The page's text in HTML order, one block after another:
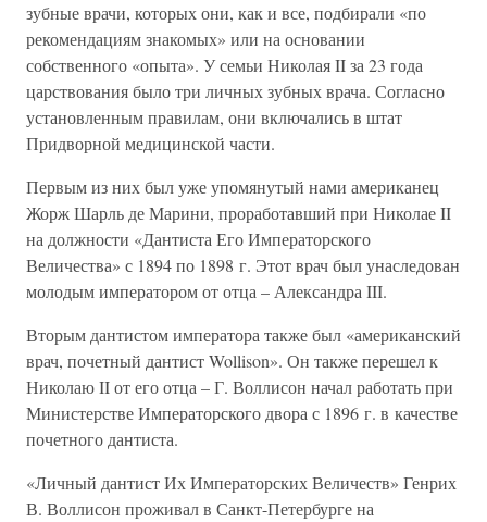
зубные врачи, которых они, как и все, подбирали «по
рекомендациям знакомых» или на основании
собственного «опыта». У семьи Николая II за 23 года
царствования было три личных зубных врача. Согласно
установленным правилам, они включались в штат
Придворной медицинской части.
Первым из них был уже упомянутый нами американец
Жорж Шарль де Марини, проработавший при Николае II
на должности «Дантиста Его Императорского
Величества» с 1894 по 1898 г. Этот врач был унаследован
молодым императором от отца – Александра III.
Вторым дантистом императора также был «американский
врач, почетный дантист Wollison». Он также перешел к
Николаю II от его отца – Г. Воллисон начал работать при
Министерстве Императорского двора с 1896 г. в качестве
почетного дантиста.
«Личный дантист Их Императорских Величеств» Генрих
В. Воллисон проживал в Санкт-Петербурге на